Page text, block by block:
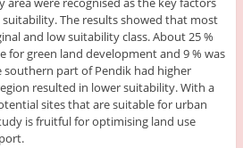
The results showed that most
and low suitability class. About 25 %
for green land development and 9 % was
southern part of Pendik had higher
resulted in lower suitability. With a
sites that are suitable for urban
is fruitful for optimising land use